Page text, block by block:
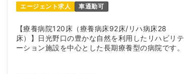
エージェント求人 車通勤可
【療養病院120床（療養病床92床/リハ病床28
床）】日光野口の豊かな自然を利用したリハビリテ
ーション施設を中心とした長期療養型の病院です。